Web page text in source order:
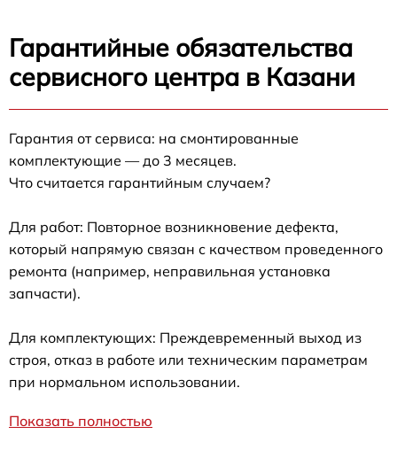
Гарантийные обязательства
сервисного центра в Казани
Гарантия от сервиса: на смонтированные
комплектующие — до 3 месяцев.
Что считается гарантийным случаем?
Для работ: Повторное возникновение дефекта,
который напрямую связан с качеством проведенного
ремонта (например, неправильная установка
запчасти).
Для комплектующих: Преждевременный выход из
строя, отказ в работе или техническим параметрам
при нормальном использовании.
Показать полностью